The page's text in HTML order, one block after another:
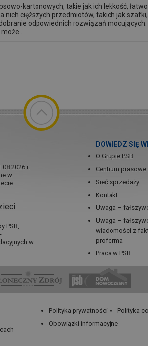
kartonowych, takie jak ich lekkość,
nich cięższych przedmiotów, takich jak
odpowiednich rozwiązań
r.
w
PSB,
w
DOWIEDZ SIĘ
O Grupie PSB
Centrum prasowe
Sieć sprzedaży
Kontakt
Uwaga –
Uwaga –
wiadomości z
proforma
Praca w PSB
Polityka prywatności
Polityka
Obowiązki informacyjne